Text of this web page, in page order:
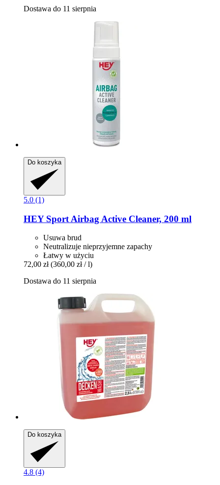
Dostawa do 11 sierpnia
Do koszyka
5.0 (1)
HEY Sport Airbag Active Cleaner, 200 ml
Usuwa brud
Neutralizuje nieprzyjemne zapachy
Łatwy w użyciu
72,00 zł (360,00 zł / l)
Dostawa do 11 sierpnia
Do koszyka
4.8 (4)